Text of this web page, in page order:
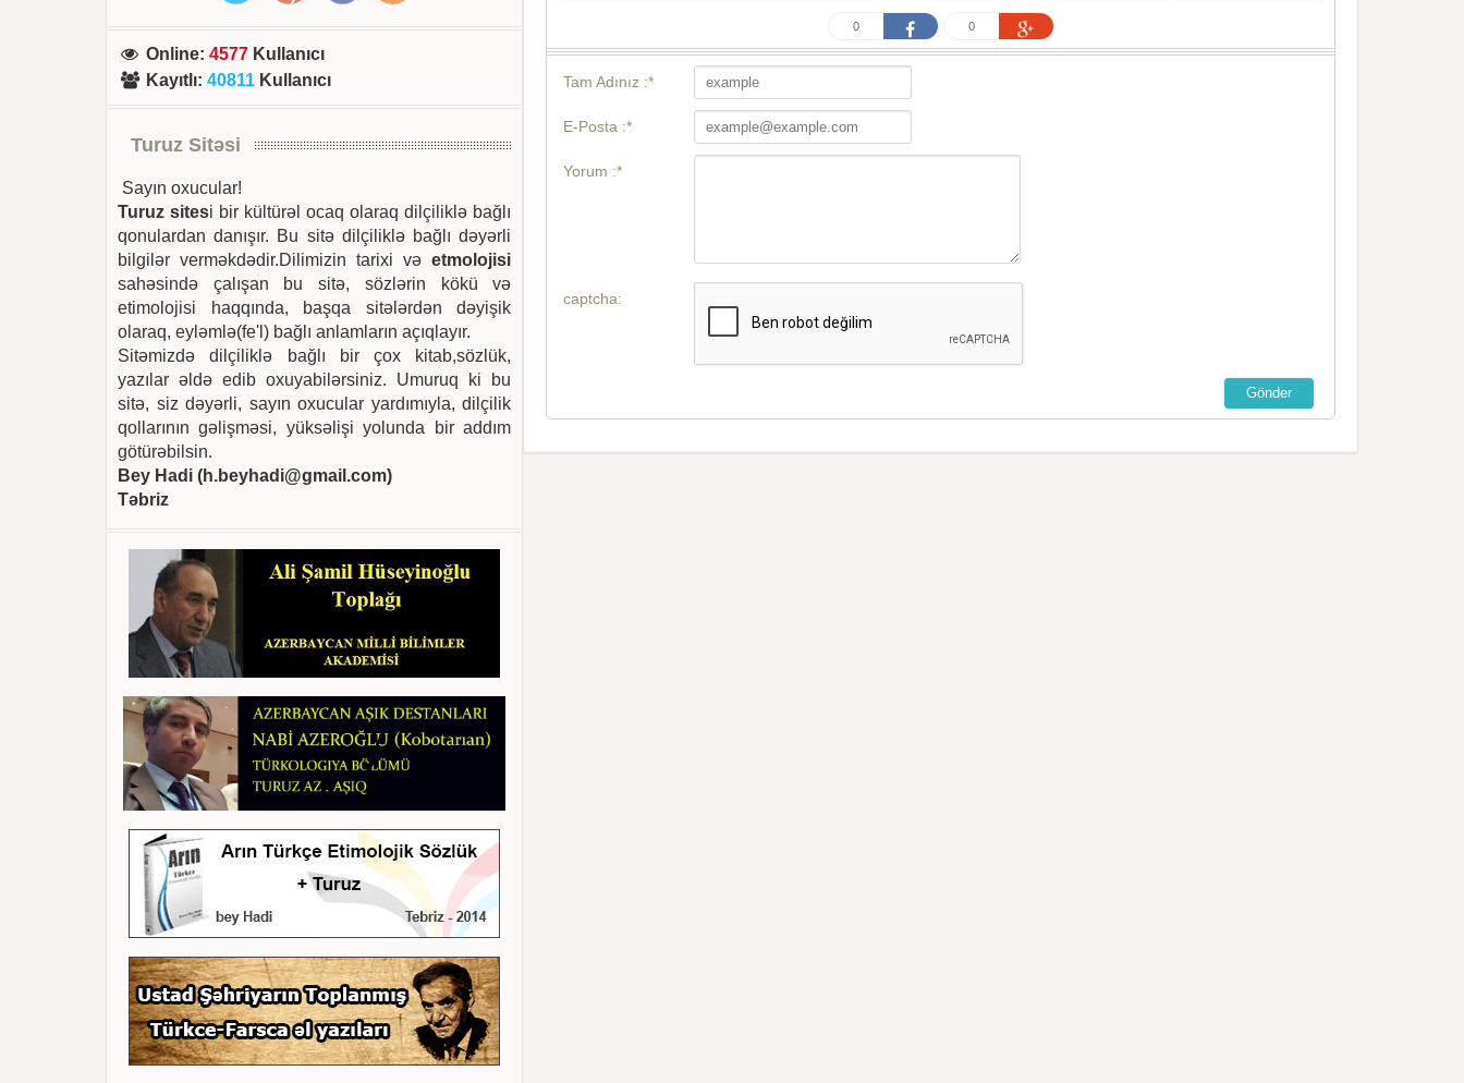
0 0
Tam Adınız :*
E-Posta :*
Yorum :*
captcha:
Online:4577 Kullanıcı
Kayıtlı:40811 Kullanıcı
Turuz Sitəsi
Sayın oxucular!
Turuz sitesi bir kültürəl ocaq olaraq dilçiliklə bağlı
qonulardan danışır. Bu sitə dilçiliklə bağlı dəyərli
bilgilər verməkdədir.Dilimizin tarixi vəetmolojisi
sahəsində çalışan bu sitə, sözlərin kökü və
etimolojisi haqqında, başqa sitələrdən dəyişik
olaraq, eyləmlə(fe'l) bağlı anlamların açıqlayır.
Sitəmizdə dilçiliklə bağlı bir çox kitab,sözlük,
yazılar əldə edib oxuyabilərsiniz. Umuruq ki bu
sitə, siz dəyərli, sayın oxucular yardımıyla, dilçilik
qollarının gəlişməsi, yüksəlişi yolunda bir addım
götürəbilsin.
Bey Hadi (h.beyhadi@gmail.com)
Təbriz